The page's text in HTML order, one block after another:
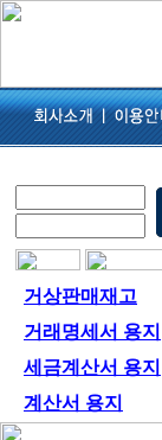
거상판매재고
거래명세서 용지
세금계산서 용지
계산서 용지